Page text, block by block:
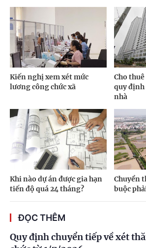
Kiến nghị xem xét mức
lương công chức xã
Cho
quy định
nhà
Khi nào dự án được gia hạn
tiến độ quá 24 tháng?
Chuyển
buộc
ĐỌC THÊM
Quy định chuyển tiếp về xét